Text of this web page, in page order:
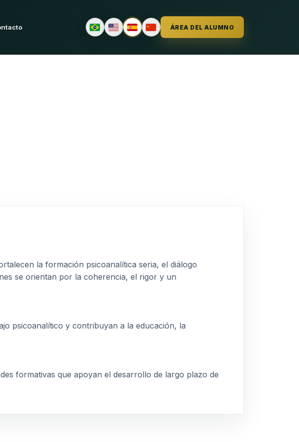
ÁREA DEL ALUMNO
la formación psicoanalítica seria, el diálogo
se orientan por la coherencia, el rigor y un
psicoanalítico y contribuyan a la educación, la
formativas que apoyan el desarrollo de largo plazo de